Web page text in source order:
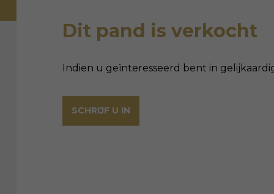
Dit pand is verkocht
Indien u geïnteresseerd bent in
SCHRIJF U IN